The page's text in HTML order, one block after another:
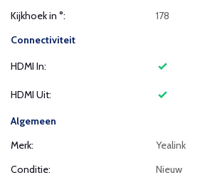
Kijkhoek in °:
178
Connectiviteit
HDMI In:
HDMI Uit:
Algemeen
Merk:
Yealink
Conditie:
Nieuw